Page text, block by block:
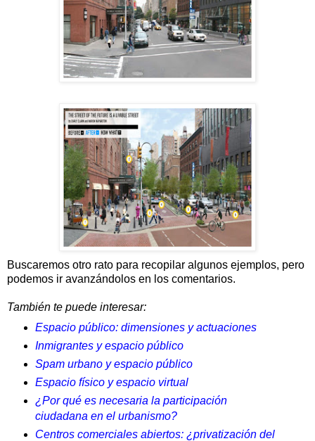
Buscaremos otro rato para recopilar algunos ejemplos, pero
podemos ir avanzándolos en los comentarios.
También te puede interesar:
Espacio público: dimensiones y actuaciones
Inmigrantes y espacio público
Spam urbano y espacio público
Espacio físico y espacio virtual
¿Por qué es necesaria la participación
ciudadana en el urbanismo?
Centros comerciales abiertos: ¿privatización del